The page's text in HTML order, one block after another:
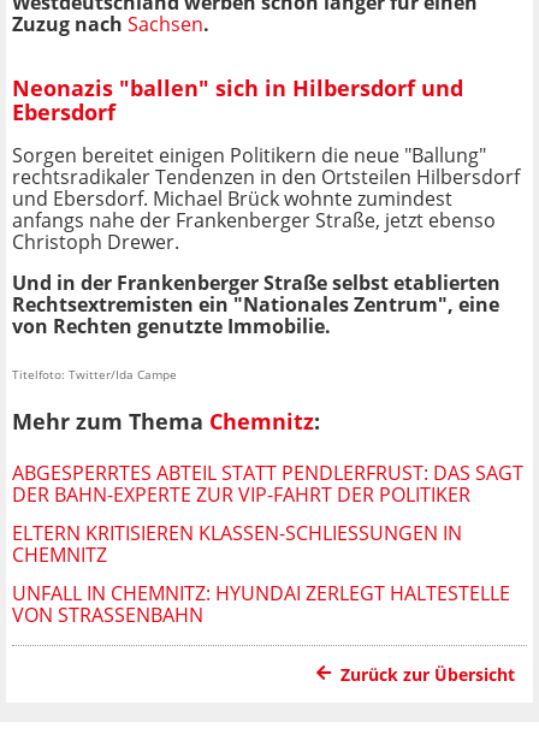
Zuzug nach Sachsen.
Neonazis "ballen" sich in Hilbersdorf und
Ebersdorf
Sorgen bereitet einigen Politikern die neue "Ballung"
rechtsradikaler Tendenzen in den Ortsteilen Hilbersdorf
und Ebersdorf. Michael Brück wohnte zumindest
anfangs nahe der Frankenberger Straße, jetzt ebenso
Christoph Drewer.
Und in der Frankenberger Straße selbst etablierten
Rechtsextremisten ein "Nationales Zentrum", eine
von Rechten genutzte Immobilie.
Titelfoto: Twitter/Ida Campe
Mehr zum Thema Chemnitz:
ABGESPERRTES ABTEIL STATT PENDLERFRUST: DAS SAGT
DER BAHN-EXPERTE ZUR VIP-FAHRT DER POLITIKER
ELTERN KRITISIEREN KLASSEN-SCHLIESSUNGEN IN C
HEMNITZ
UNFALL IN CHEMNITZ: HYUNDAI ZERLEGT HALTESTELLE
VON STRASSENBAHN
Zurück zur Übersicht